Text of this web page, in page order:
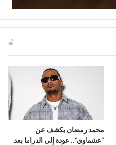
محمد رمضان يكشف عن
“عشماوي”.. عودة إلى الدراما بعد